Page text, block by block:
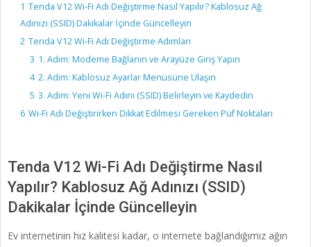
1 Tenda V12 Wi-Fi Adı Değiştirme Nasıl Yapılır? Kablosuz Ağ
Adınızı (SSID) Dakikalar İçinde Güncelleyin
2 Tenda V12 Wi-Fi Adı Değiştirme Adımları
3 1. Adım: Modeme Bağlanın ve Arayüze Giriş Yapın
4 2. Adım: Kablosuz Ayarlar Menüsüne Ulaşın
5 3. Adım: Yeni Wi-Fi Adını (SSID) Belirleyin ve Kaydedin
6 Wi-Fi Adı Değiştirirken Dikkat Edilmesi Gereken Püf Noktaları
Tenda V12 Wi-Fi Adı Değiştirme Nasıl
Yapılır? Kablosuz Ağ Adınızı (SSID)
Dakikalar İçinde Güncelleyin
Ev internetinin hız kalitesi kadar, o internete bağlandığımız ağın